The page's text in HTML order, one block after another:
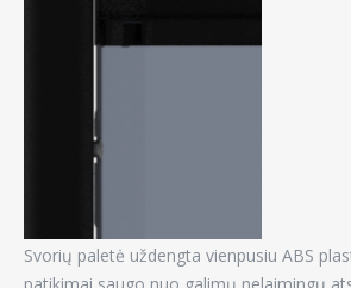
Svorių paletė uždengta vienpusiu ABS
patikimai saugo nuo galimų nelaimingų